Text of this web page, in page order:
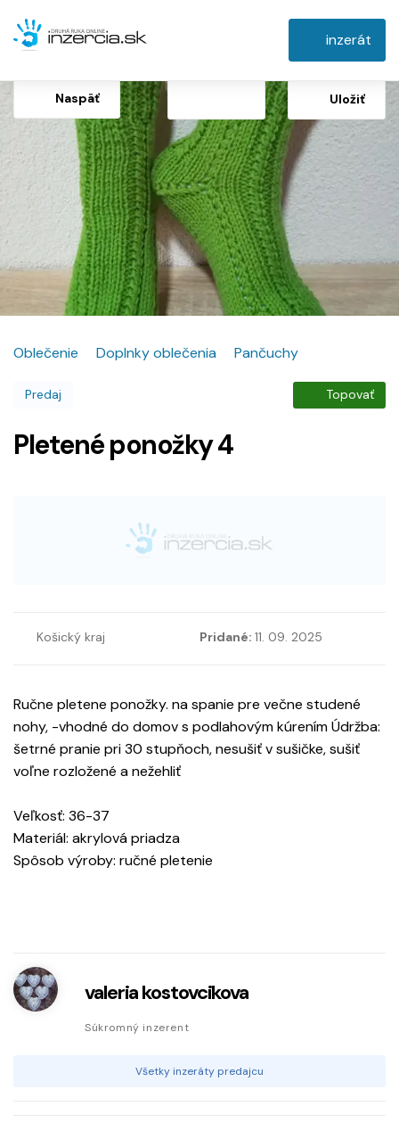
inzerát
Naspäť Uložiť
Oblečenie Doplnky oblečenia Pančuchy
Predaj Topovať
Pletené ponožky 4
Košický kraj Pridané: 11. 09. 2025
Ručne pletene ponožky. na spanie pre večne studené
nohy, -vhodné do domov s podlahovým kúrením Údržba:
šetrné pranie pri 30 stupňoch, nesušiť v sušičke, sušiť
voľne rozložené a nežehliť
Veľkosť: 36-37
Materiál: akrylová priadza
Spôsob výroby: ručné pletenie
valeria kostovcikova
Súkromný inzerent
Všetky inzeráty predajcu